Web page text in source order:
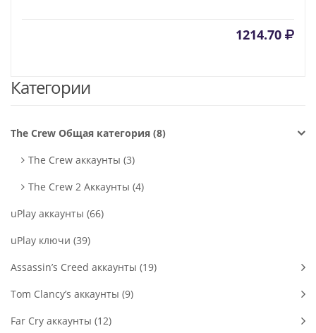
1214.70
Категории
The Crew Общая категория (8)
The Crew аккаунты (3)
The Crew 2 Аккаунты (4)
uPlay аккаунты (66)
uPlay ключи (39)
Assassin’s Creed аккаунты (19)
Tom Clancy’s аккаунты (9)
Far Cry аккаунты (12)